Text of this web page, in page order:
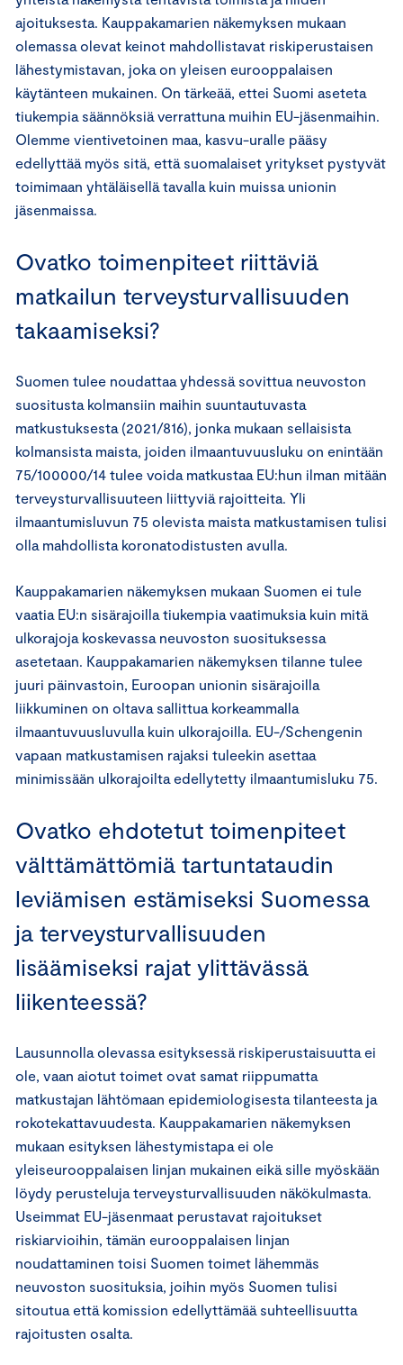
ajoituksesta. Kauppakamarien näkemyksen mukaan
olemassa olevat keinot mahdollistavat riskiperustaisen
lähestymistavan, joka on yleisen eurooppalaisen
käytänteen mukainen. On tärkeää, ettei Suomi aseteta
tiukempia säännöksiä verrattuna muihin EU-jäsenmaihin.
Olemme vientivetoinen maa, kasvu-uralle pääsy
edellyttää myös sitä, että suomalaiset yritykset pystyvät
toimimaan yhtäläisellä tavalla kuin muissa unionin
jäsenmaissa.
Ovatko toimenpiteet riittäviä
matkailun terveysturvallisuuden
takaamiseksi?
Suomen tulee noudattaa yhdessä sovittua neuvoston
suositusta kolmansiin maihin suuntautuvasta
matkustuksesta (2021/816), jonka mukaan sellaisista
kolmansista maista, joiden ilmaantuvuusluku on enintään
75/100000/14 tulee voida matkustaa EU:hun ilman mitään
terveysturvallisuuteen liittyviä rajoitteita. Yli
ilmaantumisluvun 75 olevista maista matkustamisen tulisi
olla mahdollista koronatodistusten avulla.
Kauppakamarien näkemyksen mukaan Suomen ei tule
vaatia EU:n sisärajoilla tiukempia vaatimuksia kuin mitä
ulkorajoja koskevassa neuvoston suosituksessa
asetetaan. Kauppakamarien näkemyksen tilanne tulee
juuri päinvastoin, Euroopan unionin sisärajoilla
liikkuminen on oltava sallittua korkeammalla
ilmaantuvuusluvulla kuin ulkorajoilla. EU-/Schengenin
vapaan matkustamisen rajaksi tuleekin asettaa
minimissään ulkorajoilta edellytetty ilmaantumisluku 75.
Ovatko ehdotetut toimenpiteet
välttämättömiä tartuntataudin
leviämisen estämiseksi Suomessa
ja terveysturvallisuuden
lisäämiseksi rajat ylittävässä
liikenteessä?
Lausunnolla olevassa esityksessä riskiperustaisuutta ei
ole, vaan aiotut toimet ovat samat riippumatta
matkustajan lähtömaan epidemiologisesta tilanteesta ja
rokotekattavuudesta. Kauppakamarien näkemyksen
mukaan esityksen lähestymistapa ei ole
yleiseurooppalaisen linjan mukainen eikä sille myöskään
löydy perusteluja terveysturvallisuuden näkökulmasta.
Useimmat EU-jäsenmaat perustavat rajoitukset
riskiarvioihin, tämän eurooppalaisen linjan
noudattaminen toisi Suomen toimet lähemmäs
neuvoston suosituksia, joihin myös Suomen tulisi
sitoutua että komission edellyttämää suhteellisuutta
rajoitusten osalta.